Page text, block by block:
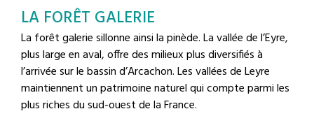
LA FORÊT GALERIE
La forêt galerie sillonne ainsi la pinède. La vallée de l’Eyre,
plus large en aval, offre des milieux plus diversifiés à
l’arrivée sur le bassin d’Arcachon. Les vallées de Leyre
maintiennent un patrimoine naturel qui compte parmi les
plus riches du sud-ouest de la France.